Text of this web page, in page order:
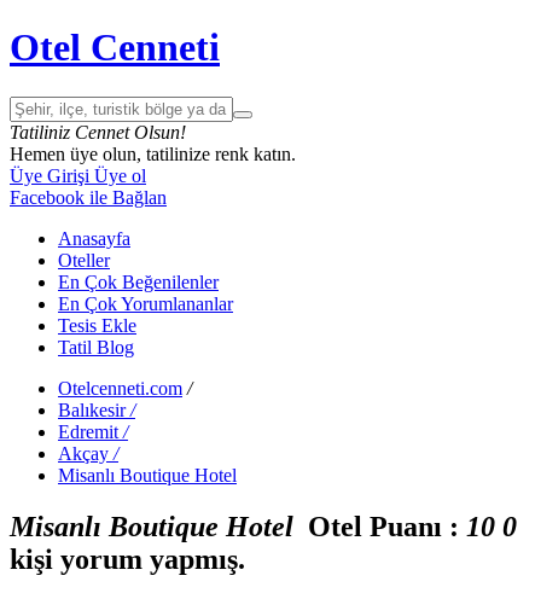
Otel Cenneti
Tatiliniz Cennet Olsun!
Hemen üye olun, tatilinize renk katın.
Üye Girişi Üye ol
Facebook ile Bağlan
Anasayfa
Oteller
En Çok Beğenilenler
En Çok Yorumlananlar
Tesis Ekle
Tatil Blog
Otelcenneti.com /
Balıkesir /
Edremit /
Akçay /
Misanlı Boutique Hotel
Misanlı Boutique Hotel Otel Puanı : 10 0
kişi yorum yapmış.